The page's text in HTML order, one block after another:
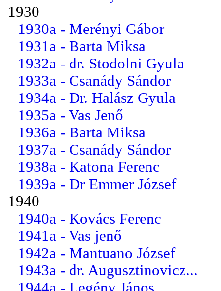
1930
1930a - Merényi Gábor
1931a - Barta Miksa
1932a - dr. Stodolni Gyula
1933a - Csanády Sándor
1934a - Dr. Halász Gyula
1935a - Vas Jenő
1936a - Barta Miksa
1937a - Csanády Sándor
1938a - Katona Ferenc
1939a - Dr Emmer József
1940
1940a - Kovács Ferenc
1941a - Vas jenő
1942a - Mantuano József
1943a - dr. Augusztinovicz...
1944a - Legény János